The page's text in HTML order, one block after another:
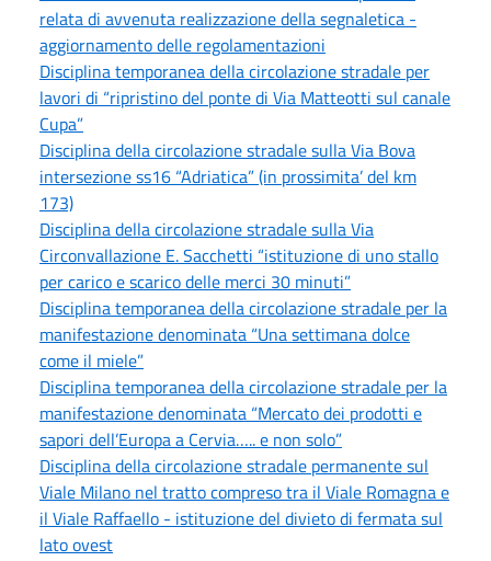
relata di avvenuta realizzazione della segnaletica -
aggiornamento delle regolamentazioni
Disciplina temporanea della circolazione stradale per
lavori di “ripristino del ponte di Via Matteotti sul canale
Cupa”
Disciplina della circolazione stradale sulla Via Bova
intersezione ss16 “Adriatica” (in prossimita’ del km
173)
Disciplina della circolazione stradale sulla Via
Circonvallazione E. Sacchetti “istituzione di uno stallo
per carico e scarico delle merci 30 minuti”
Disciplina temporanea della circolazione stradale per la
manifestazione denominata “Una settimana dolce
come il miele”
Disciplina temporanea della circolazione stradale per la
manifestazione denominata “Mercato dei prodotti e
sapori dell’Europa a Cervia….. e non solo”
Disciplina della circolazione stradale permanente sul
Viale Milano nel tratto compreso tra il Viale Romagna e
il Viale Raffaello - istituzione del divieto di fermata sul
lato ovest